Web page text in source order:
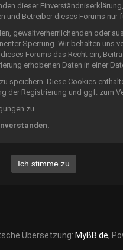
dieser
Betreiber dieses Forums nur
gewaltverherrlichenden oder
Sperrung. Wir behalten uns
Forums das Recht ein,
erhobenen Daten in einer
speichern. Diese Cookies
der Registrierung und ggf. zum
zu.
Übersetzung: MyBB.de,